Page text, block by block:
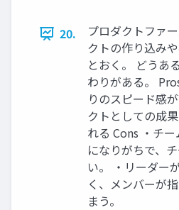
20.
プロダクトファ
クトの作り込み
とおく。 どうあ
わりがある。
りのスピード感
クトとしての成
れる Cons ・チ
になりがちで、
い。 ・リーダー
く、メンバーが
まう。